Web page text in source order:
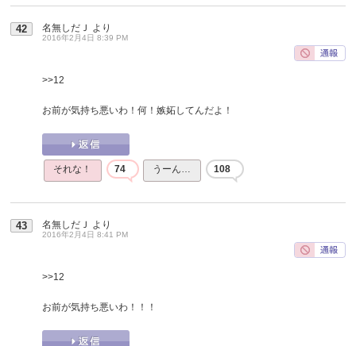
42 名無しだＪ より
2016年2月4日 8:39 PM
>>12
お前が気持ち悪いわ！何！嫉妬してんだよ！
それな！ 74 うーん… 108
43 名無しだＪ より
2016年2月4日 8:41 PM
>>12
お前が気持ち悪いわ！！！